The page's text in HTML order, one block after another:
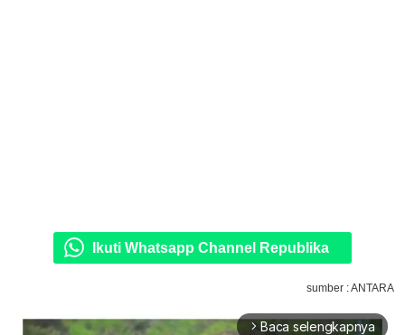
Ikuti Whatsapp Channel Republika
sumber : ANTARA
arrow_forward_ios Baca selengkapnya